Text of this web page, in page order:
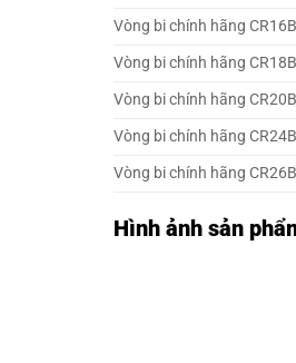
Vòng bi chính hãng
Vòng bi chính hãng
Vòng bi chính hãng
Vòng bi chính hãng
Vòng bi chính hãng
Hình ảnh sản